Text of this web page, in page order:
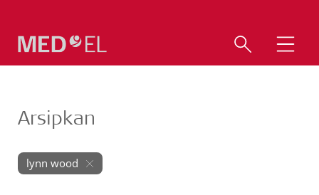
Arsipkan
lynn wood